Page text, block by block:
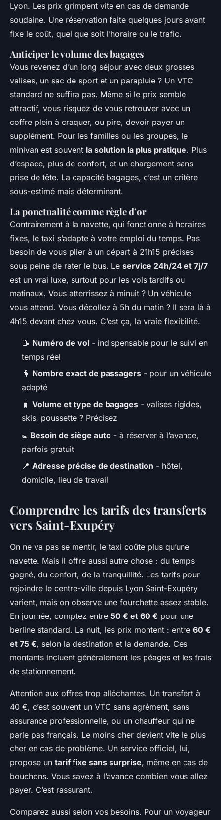
Lyon. Les prix grimpent vite en cas de demande
soudaine. Une réservation faite quelques jours avant
fixe le coût, quel que soit l’horaire ou le trafic.
Anticiper le volume des bagages
Vous revenez d’un long séjour avec deux grosses
valises, un sac de sport et un parapluie ? Un VTC
standard ne suffira pas. Même si le prix semble
attractif, vous risquez de vous retrouver avec un
coffre plein à craquer, ou pire, devoir payer un
supplément. Pour les familles ou les groupes, le
minivan est souvent la solution la plus pratique. Plus
d’espace, plus de confort, et un chargement sans
prise de tête. La capacité bagages, c’est un critère
sous-estimé mais déterminant.
La ponctualité comme règle d’or
Contrairement à la navette, qui fonctionne à horaires
fixes, le taxi s’adapte à votre emploi du temps. Pas
besoin de vous plier à un départ à 21h15 précises
sous peine de rater le bus. Le service 24h/24 et 7j/7
est un vrai luxe, surtout pour les vols tardifs ou
matinaux. Vous atterrissez à minuit ? Un véhicule
vous attend. Vous décollez à 5h du matin ? Il sera là à
4h15 devant chez vous. C’est ça, la vraie flexibilité.
📝 Numéro de vol - indispensable pour le suivi en
temps réel
🧍 Nombre exact de passagers - pour un véhicule
adapté
🧳 Volume et type de bagages - valises rigides,
skis, poussette ? Précisez
🚼 Besoin de siège auto - à réserver à l’avance,
parfois gratuit
📍 Adresse précise de destination - hôtel,
domicile, lieu de travail
Comprendre les tarifs des transferts
vers Saint-Exupéry
On ne va pas se mentir, le taxi coûte plus qu’une
navette. Mais il offre aussi autre chose : du temps
gagné, du confort, de la tranquillité. Les tarifs pour
rejoindre le centre-ville depuis Lyon Saint-Exupéry
varient, mais on observe une fourchette assez stable.
En journée, comptez entre 50 € et 60 € pour une
berline standard. La nuit, les prix montent : entre 60 €
et 75 €, selon la destination et la demande. Ces
montants incluent généralement les péages et les frais
de stationnement.
Attention aux offres trop alléchantes. Un transfert à
40 €, c’est souvent un VTC sans agrément, sans
assurance professionnelle, ou un chauffeur qui ne
parle pas français. Le moins cher devient vite le plus
cher en cas de problème. Un service officiel, lui,
propose un tarif fixe sans surprise, même en cas de
bouchons. Vous savez à l’avance combien vous allez
payer. C’est rassurant.
Comparez aussi selon vos besoins. Pour un voyageur